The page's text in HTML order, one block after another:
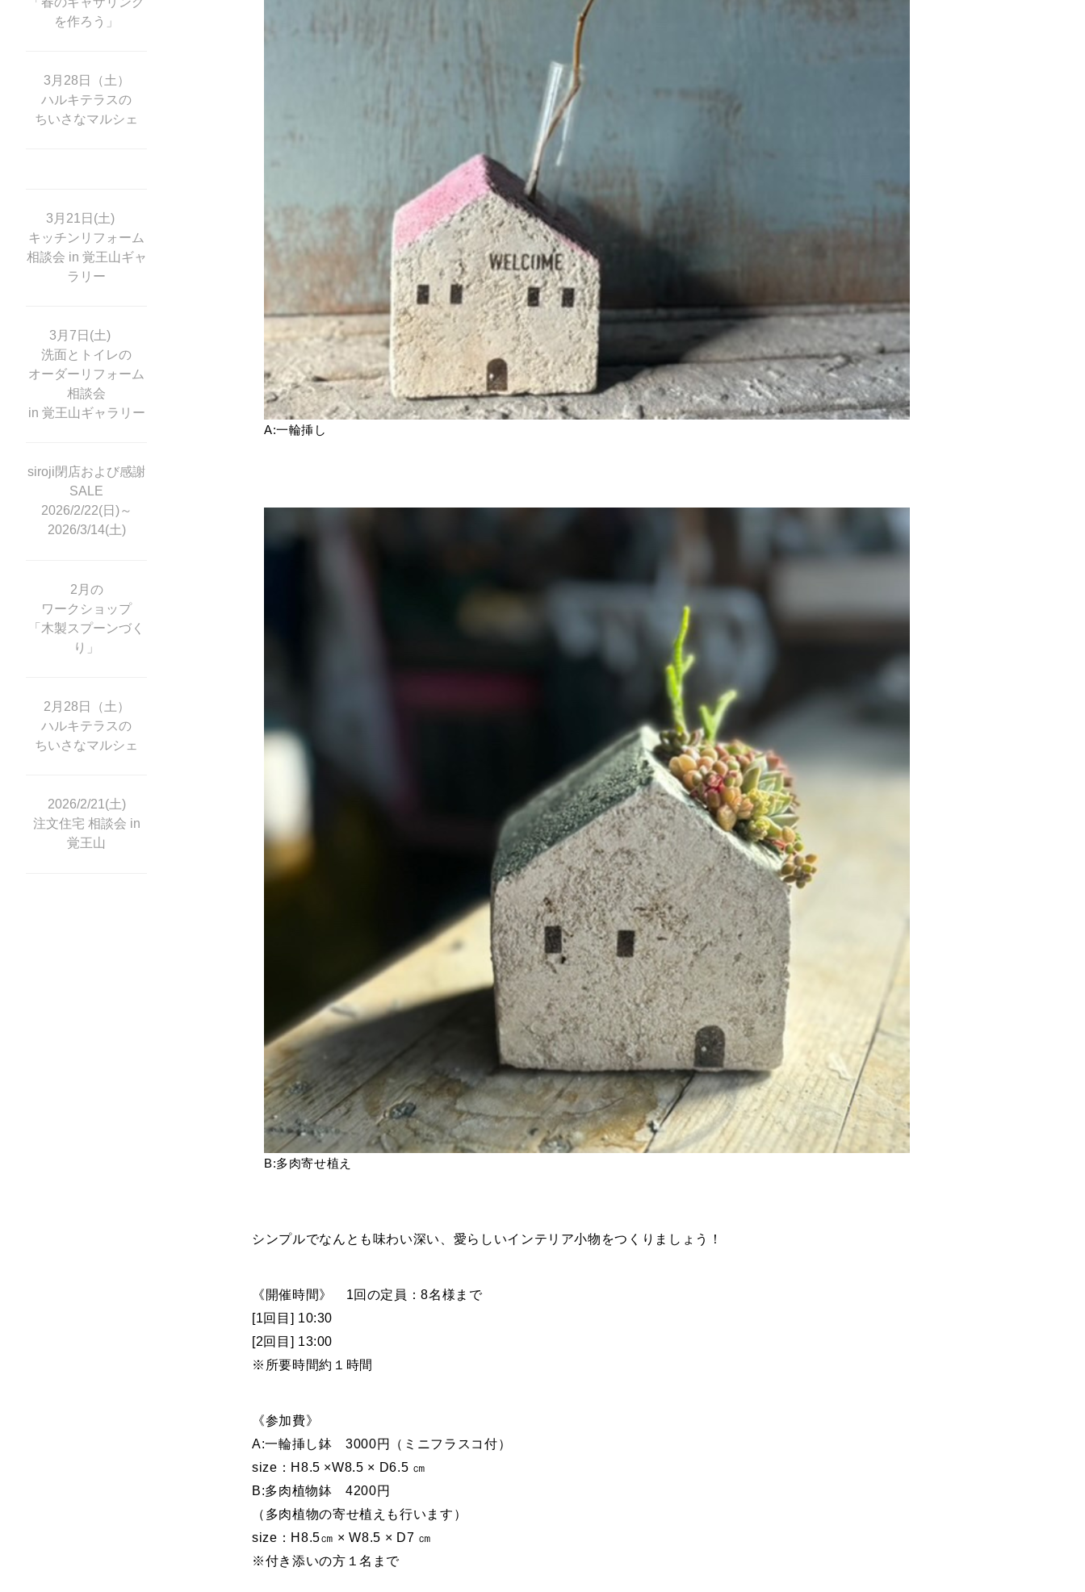
A:一輪挿し
B:多肉寄せ植え
シンプルでなんとも味わい深い、愛らしいインテリア小物をつくりましょう！
《開催時間》 1回の定員：8名様まで
[1回目] 10:30
[2回目] 13:00
※所要時間約１時間
《参加費》
A:一輪挿し鉢 3000円（ミニフラスコ付）
size：H8.5 ×W8.5 × D6.5 ㎝
B:多肉植物鉢 4200円
（多肉植物の寄せ植えも行います）
size：H8.5㎝ × W8.5 × D7 ㎝
※付き添いの方１名まで
を作ろう」
3月28日（土）
ハルキテラスの
ちいさなマルシェ
3月21日(土)
キッチンリフォーム
相談会 in 覚王山ギャ
ラリー
3月7日(土)
洗面とトイレの
オーダーリフォーム
相談会
in 覚王山ギャラリー
siroji閉店および感謝
SALE
2026/2/22(日)～
2026/3/14(土)
2月の
ワークショップ
「木製スプーンづく
り」
2月28日（土）
ハルキテラスの
ちいさなマルシェ
2026/2/21(土)
注文住宅 相談会 in
覚王山